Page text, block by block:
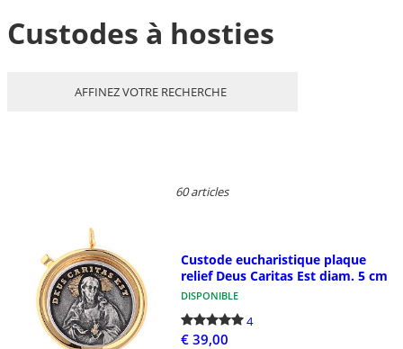
Custodes à hosties
AFFINEZ VOTRE RECHERCHE
60 articles
Custode eucharistique plaque
relief Deus Caritas Est diam. 5 cm
DISPONIBLE
4
€ 39,00